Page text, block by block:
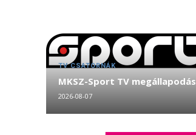
TV CSATORNÁK
MKSZ-Sport TV megállapodás
2026-08-07